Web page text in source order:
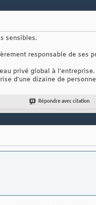
sensibles.
responsable de ses
privé global à l'entreprise.
d'une dizaine de
Répondre avec citation